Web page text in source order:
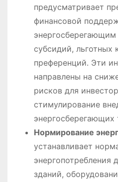
предусматривает
финансовой
субсидий, льготных
преференций․ Эти
направлены на
рисков для
стимулирование
энергосберегающих
Нормирование
устанавливает
энергопотребления
зданий,